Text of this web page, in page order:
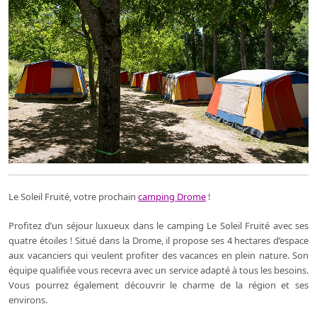
Le Soleil Fruité, votre prochain camping Drome !
Profitez d’un séjour luxueux dans le camping Le Soleil Fruité avec ses
quatre étoiles ! Situé dans la Drome, il propose ses 4 hectares d’espace
aux vacanciers qui veulent profiter des vacances en plein nature. Son
équipe qualifiée vous recevra avec un service adapté à tous les besoins.
Vous pourrez également découvrir le charme de la région et ses
environs.